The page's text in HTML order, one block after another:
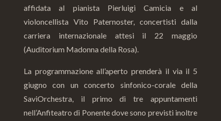
affidata al pianista Pierluigi Camicia e al
violoncellista Vito Paternoster, concertisti dalla
carriera internazionale attesi il 22 maggio
(Auditorium Madonna della Rosa).
La programmazione all’aperto prenderà il via il 5
giugno con un concerto sinfonico-corale della
SaviOrchestra, il primo di tre appuntamenti
nell’Anfiteatro di Ponente dove sono previsti inoltre